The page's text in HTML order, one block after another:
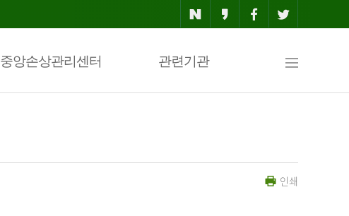
중앙손상관리센터 관련기관
인쇄